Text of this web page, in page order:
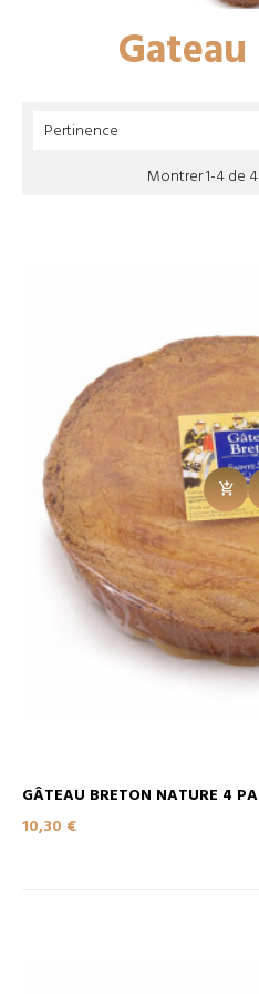
Pertinence
Montrer 1-4 de
GÂTEAU BRETON NATURE 4
Prix
10,30 €